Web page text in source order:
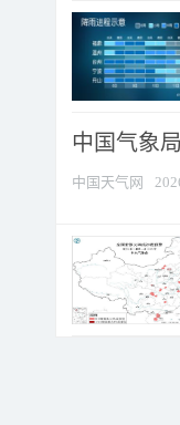
中国气象
中国天气网